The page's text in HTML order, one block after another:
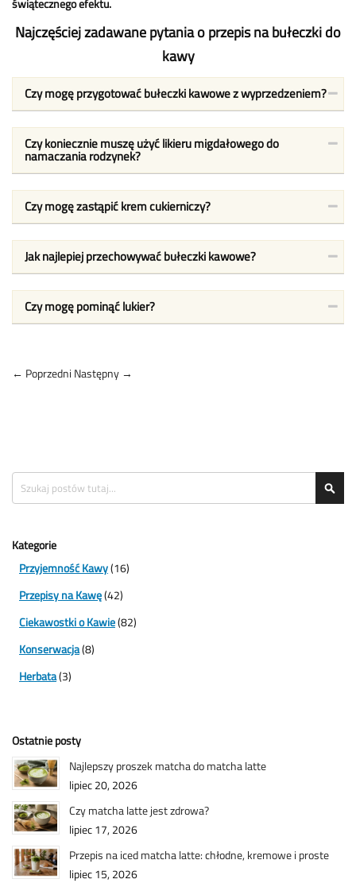
świątecznego efektu.
Najczęściej zadawane pytania o przepis na bułeczki do
kawy
Czy mogę przygotować bułeczki kawowe z wyprzedzeniem?
Czy koniecznie muszę użyć likieru migdałowego do
namaczania rodzynek?
Czy mogę zastąpić krem cukierniczy?
Jak najlepiej przechowywać bułeczki kawowe?
Czy mogę pominąć lukier?
← Poprzedni Następny →
Search
Kategorie
Przyjemność Kawy(16)
Przepisy na Kawę(42)
Ciekawostki o Kawie(82)
Konserwacja(8)
Herbata(3)
Ostatnie posty
Najlepszy proszek matcha do matcha latte
lipiec 20, 2026
Czy matcha latte jest zdrowa?
lipiec 17, 2026
Przepis na iced matcha latte: chłodne, kremowe i proste
lipiec 15, 2026